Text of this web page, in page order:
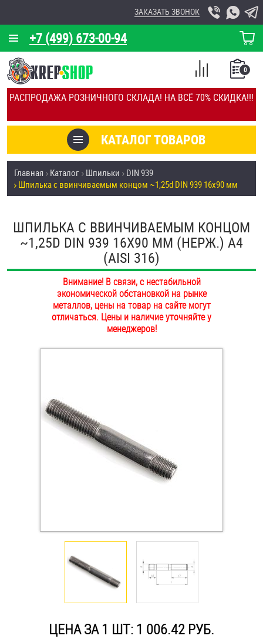
РАСПРОДАЖА РОЗНИЧНОГО СКЛАДА! НА ВСЁ 70% СКИДКА!!!
+7 (499) 673-00-94
ЗАКАЗАТЬ ЗВОНОК
КОРЗИНА
О КОМПАНИИ
КАЛЬКУЛЯТОР
ОТЗЫВЫ
УСЛУГИ
СКИДКИ
ОПТ
ПОКУПАТЕЛЯМ
ОПЛАТА И ДОСТАВКА
НАШИ МАГАЗИНЫ
КАТАЛОГ ТОВАРОВ
0
СПИСОК
СРАВНЕНИЕ
Товары со скидкой
Анкеры
Антивандальный крепёж, инструмент
Заклепки (Гайки-Заклепки)
Крюки, кольца с метрической резьбой
Оснастка и аксессуары для яхт
Главная Каталог Шпильки
DIN 939
Шпилька c ввинчиваемым концом ~1,25d DIN 939 16х90 мм
ШПИЛЬКА C ВВИНЧИВАЕМЫМ КОНЦОМ
~1,25D DIN 939 16Х90 ММ (НЕРЖ.) A4
(AISI 316)
Внимание! В связи, с нестабильной
экономической обстановкой на рынке
металлов, цены на товар на сайте могут
отличаться. Цены и наличие уточняйте у
менеджеров!
ЦЕНА ЗА 1 ШТ: 1 006.42 РУБ.